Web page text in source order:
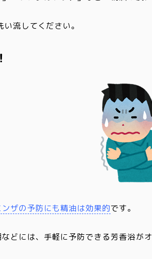
流してください。
ザの予防にも精油は効果的です。
どには、手軽に予防できる芳香浴がオ